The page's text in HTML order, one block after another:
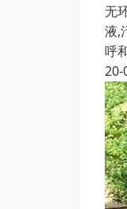
无
液,
呼
20-